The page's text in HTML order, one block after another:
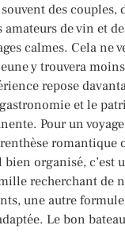
des couples,
amateurs de vin et
calmes. Cela ne
y trouvera
repose
et le
Pour un
romantique
organisé, c’est
recherchant de
une autre formule
Le bon